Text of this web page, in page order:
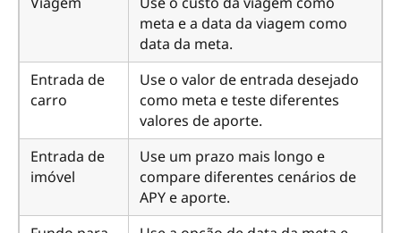
meta e a data da viagem como
data da meta.
Entrada de
carro
Use o valor de entrada desejado
como meta e teste diferentes
valores de aporte.
Entrada de
imóvel
Use um prazo mais longo e
compare diferentes cenários de
APY e aporte.